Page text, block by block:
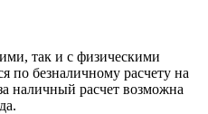
так и с физическими
по безналичному расчету на
наличный расчет возможна